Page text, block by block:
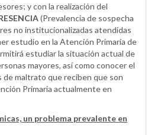
y con la realización del
(Prevalencia de sospecha
no institucionalizadas atendidas
estudio en la Atención Primaria de
estudiar la situación actual de
mayores, así como conocer el
maltrato que reciben que son
Primaria actualmente en
un problema prevalente en